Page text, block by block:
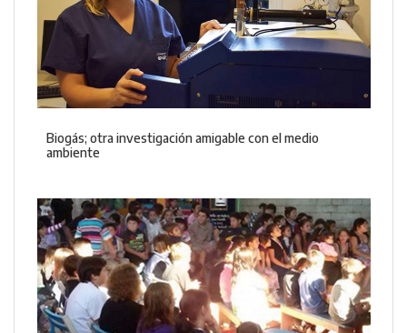
Biogás; otra investigación amigable con el medio
ambiente